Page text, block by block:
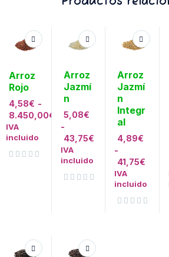
Arroz
Rojo
4,58€ -
8.450,00€
IVA
incluido
Arroz
Jazmí
n
5,08€
-
43,75€
IVA
incluido
Arroz
Jazmí
n
Integr
al
4,89€
-
41,75€
IVA
incluido